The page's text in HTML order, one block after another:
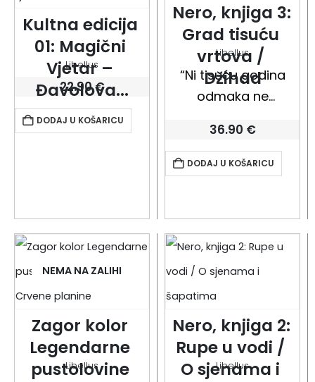
Kultna edicija
01: Magični
Vjetar –
Đavolova...
Libellus
22.90€
DODAJ U KOŠARICU
Nero, knjiga 3:
Grad tisuću
vrtova /
Džihad
Libellus
“Ni tisuću godina
odmaka ne
razgovor o križarskim
ratovima. Njihovi
odjeci još uvijek se
televizijskim vijestima
te se još i dan-danas
može činiti
36.90 €
DODAJ U KOŠARICU
NEMA NA ZALIHI
Zagor kolor
Legendarne
pustolovine
Libellus
Nero, knjiga 2:
Rupe u vodi /
O sjenama i
Libellus